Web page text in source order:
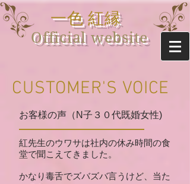
一色 紅縁
Official website
CUSTOMER'S VOICE
お客様の声（N子３０代既婚女性)
紅先生のウワサは社内の休み時間の食
堂で聞こえてきました。
かなり毒舌でズバズバ言うけど、当た